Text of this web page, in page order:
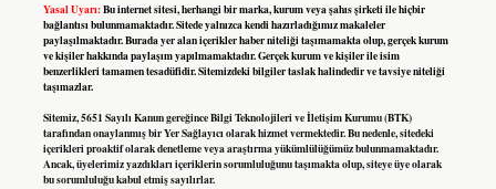
Yasal Uyarı:Bu internet sitesi, herhangi bir marka, kurum veya şahıs şirketi ile hiçbir
bağlantısı bulunmamaktadır. Sitede yalnızca kendi hazırladığımız makaleler
paylaşılmaktadır. Burada yer alan içerikler haber niteliği taşımamakta olup, gerçek kurum
ve kişiler hakkında paylaşım yapılmamaktadır. Gerçek kurum ve kişiler ile isim
benzerlikleri tamamen tesadüfidir. Sitemizdeki bilgiler taslak halindedir ve tavsiye niteliği
taşımazlar.
Sitemiz, 5651 Sayılı Kanun gereğince Bilgi Teknolojileri ve İletişim Kurumu (BTK)
tarafından onaylanmış bir Yer Sağlayıcı olarak hizmet vermektedir. Bu nedenle, sitedeki
içerikleri proaktif olarak denetleme veya araştırma yükümlülüğümüz bulunmamaktadır.
Ancak, üyelerimiz yazdıkları içeriklerin sorumluluğunu taşımakta olup, siteye üye olarak
bu sorumluluğu kabul etmiş sayılırlar.